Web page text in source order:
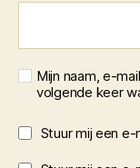
Mijn naam, e-
volgende keer
Stuur mij een